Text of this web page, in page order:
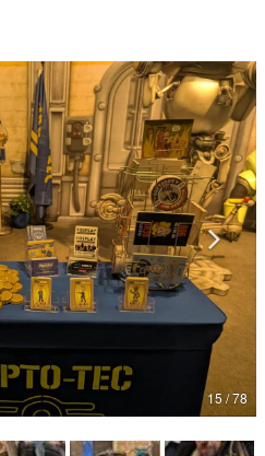
面白い？
氏がゲームの魅力を画面や操作の
明かしていく、硬派で骨太な評論連載
日本語
「ラスボス」… ゲームにまつわる言葉
を、コンピューター文化史研究家・タ
査。
15 / 78